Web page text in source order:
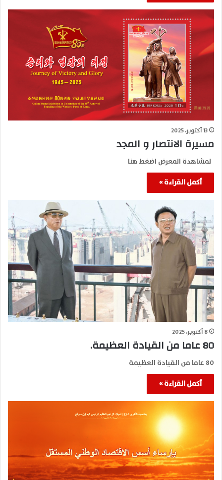
13 أكتوبر، 2025
مسيرة الانتصار و المجد
لمشاهدة المعرض اضغط هنا
أكمل القراءة »
8 أكتوبر، 2025
80 عاما من القيادة العظيمة.
80 عاما من القيادة العظيمة
أكمل القراءة »